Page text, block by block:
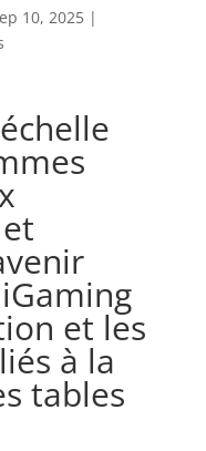
10, 2025|
et les
à la
tables